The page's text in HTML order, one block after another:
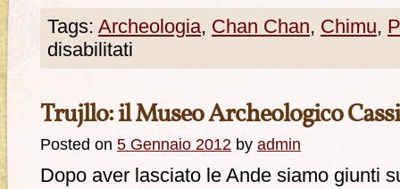
Tags: Archeologia, Chan Chan, Chimu,
disabilitati
Trujllo: il Museo Archeologico
Posted on 5 Gennaio 2012 by admin
Dopo aver lasciato le Ande siamo giunti